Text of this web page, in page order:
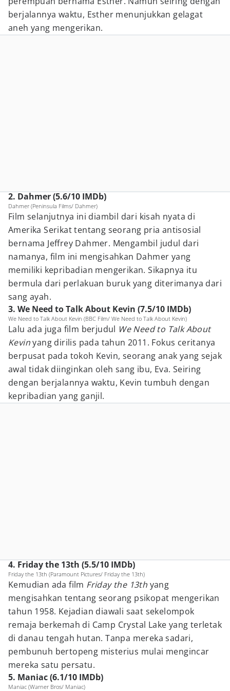
berjalannya waktu, Esther menunjukkan gelagat
aneh yang mengerikan.
2. Dahmer (5.6/10 IMDb)
Dahmer (Peninsula Films/ Dahmer)
Film selanjutnya ini diambil dari kisah nyata di
Amerika Serikat tentang seorang pria antisosial
bernama Jeffrey Dahmer. Mengambil judul dari
namanya, film ini mengisahkan Dahmer yang
memiliki kepribadian mengerikan. Sikapnya itu
bermula dari perlakuan buruk yang diterimanya dari
sang ayah.
3. We Need to Talk About Kevin (7.5/10 IMDb)
We Need to Talk About Kevin (BBC Film/ We Need to Talk About Kevin)
Lalu ada juga film berjudul We Need to Talk About
Kevinyang dirilis pada tahun 2011. Fokus ceritanya
berpusat pada tokoh Kevin, seorang anak yang sejak
awal tidak diinginkan oleh sang ibu, Eva. Seiring
dengan berjalannya waktu, Kevin tumbuh dengan
kepribadian yang ganjil.
4. Friday the 13th (5.5/10 IMDb)
Friday the 13th (Paramount Pictures/ Friday the 13th)
Kemudian ada film Friday the 13th yang
mengisahkan tentang seorang psikopat mengerikan
tahun 1958. Kejadian diawali saat sekelompok
remaja berkemah di Camp Crystal Lake yang terletak
di danau tengah hutan. Tanpa mereka sadari,
pembunuh bertopeng misterius mulai mengincar
mereka satu persatu.
5. Maniac (6.1/10 IMDb)
Maniac (Warner Bros/ Maniac)